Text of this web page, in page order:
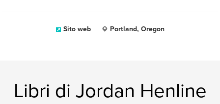
Sito web Portland, Oregon
Libri di Jordan Henline